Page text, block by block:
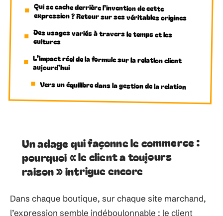
Qui se cache derrière l’invention de cette
expression ? Retour sur ses véritables origines
Des usages variés à travers le temps et les
cultures
L’impact réel de la formule sur la relation client
aujourd’hui
Vers un équilibre dans la gestion de la relation
Un adage qui façonne le commerce :
pourquoi « le client a toujours
raison » intrigue encore
Dans chaque boutique, sur chaque site marchand,
l’expression semble indéboulonnable : le client